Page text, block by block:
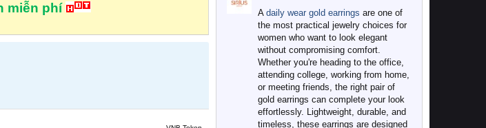
miễn phí
A daily wear gold earrings are one of
the most practical jewelry choices for
women who want to look elegant
without compromising comfort.
Whether you're heading to the office,
attending college, working from home,
or meeting friends, the right pair of
gold earrings can complete your look
effortlessly. Lightweight, durable, and
timeless, these earrings are designed